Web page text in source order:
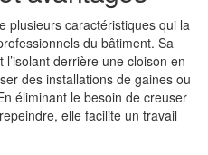
plusieurs caractéristiques qui la
du bâtiment. Sa
derrière une cloison en
des installations de gaines ou
éliminant le besoin de creuser
elle facilite un travail